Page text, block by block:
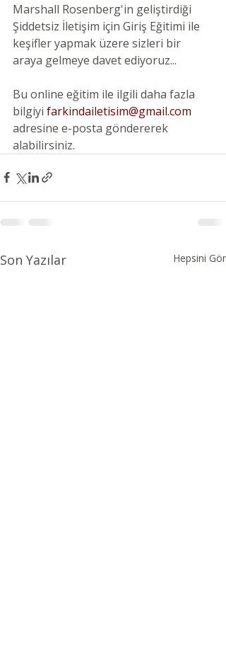
Marshall Rosenberg'in geliştirdiği
Şiddetsiz İletişim için Giriş Eğitimi ile
keşifler yapmak üzere sizleri bir
araya gelmeye davet ediyoruz...
Bu online eğitim ile ilgili daha fazla
bilgiyi farkindailetisim@gmail.com
adresine e-posta göndererek
alabilirsiniz.
Son Yazılar Hepsini Gör